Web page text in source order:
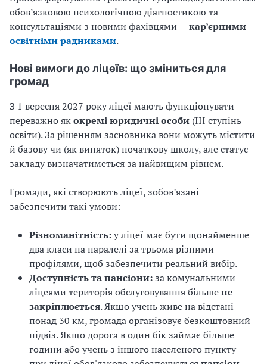
обов’язковою психологічною діагностикою та
консультаціями з новими фахівцями —кар’єрними
освітніми радниками.
Нові вимоги до ліцеїв: що зміниться для
громад
З 1 вересня 2027 року ліцеї мають функціонувати
переважно якокремі юридичні особи (ІІІ ступінь
освіти). За рішенням засновника вони можуть містити
й базову чи (як виняток) початкову школу, але статус
закладу визначатиметься за найвищим рівнем.
Громади, які створюють ліцеї, зобов’язані
забезпечити такі умови:
Різноманітність:у ліцеї має бути щонайменше
два класи на паралелі за трьома різними
профілями, щоб забезпечити реальний вибір.
Доступність та пансіони:за комунальними
ліцеями територія обслуговування більшене
закріплюється. Якщо учень живе на відстані
понад 30 км, громада організовує безкоштовний
підвіз. Якщо дорога в один бік займає більше
години або учень з іншого населеного пункту —